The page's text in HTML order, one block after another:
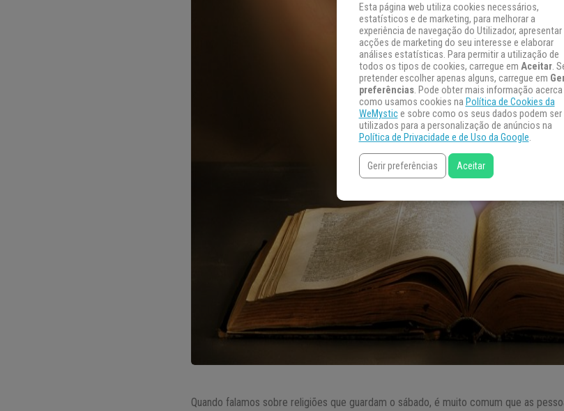
Quando falamos sobre religiões que guardam o sábado, é muito comum que as
Esta página web utiliza cookies necessários,
estatísticos e de marketing, para melhorar a
experiência de navegação do Utilizador, apresentar
acções de marketing do seu interesse e elaborar
análises estatísticas. Para permitir a utilização de
todos os tipos de cookies, carregue em Aceitar.
pretender escolher apenas alguns, carregue em
preferências. Pode obter mais informação acerca
como usamos cookies na Política de Cookies da
WeMystice sobre como os seus dados podem ser
utilizados para a personalização de anúncios na
Política de Privacidade e de Uso da Google.
Gerir preferências Aceitar